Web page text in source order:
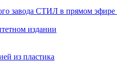
завода СТИЛ в прямом
издании
из пластика